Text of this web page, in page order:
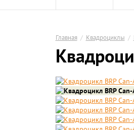
Главная / Квадроциклы /